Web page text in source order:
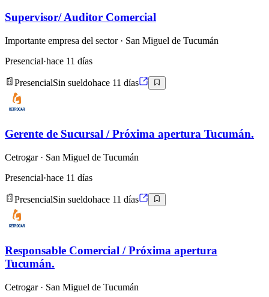
Supervisor/ Auditor Comercial
Importante empresa del sector· San Miguel de Tucumán
Presencial·hace 11 días
PresencialSin sueldohace 11 días
Gerente de Sucursal / Próxima apertura Tucumán.
Cetrogar· San Miguel de Tucumán
Presencial·hace 11 días
PresencialSin sueldohace 11 días
Responsable Comercial / Próxima apertura
Tucumán.
Cetrogar· San Miguel de Tucumán